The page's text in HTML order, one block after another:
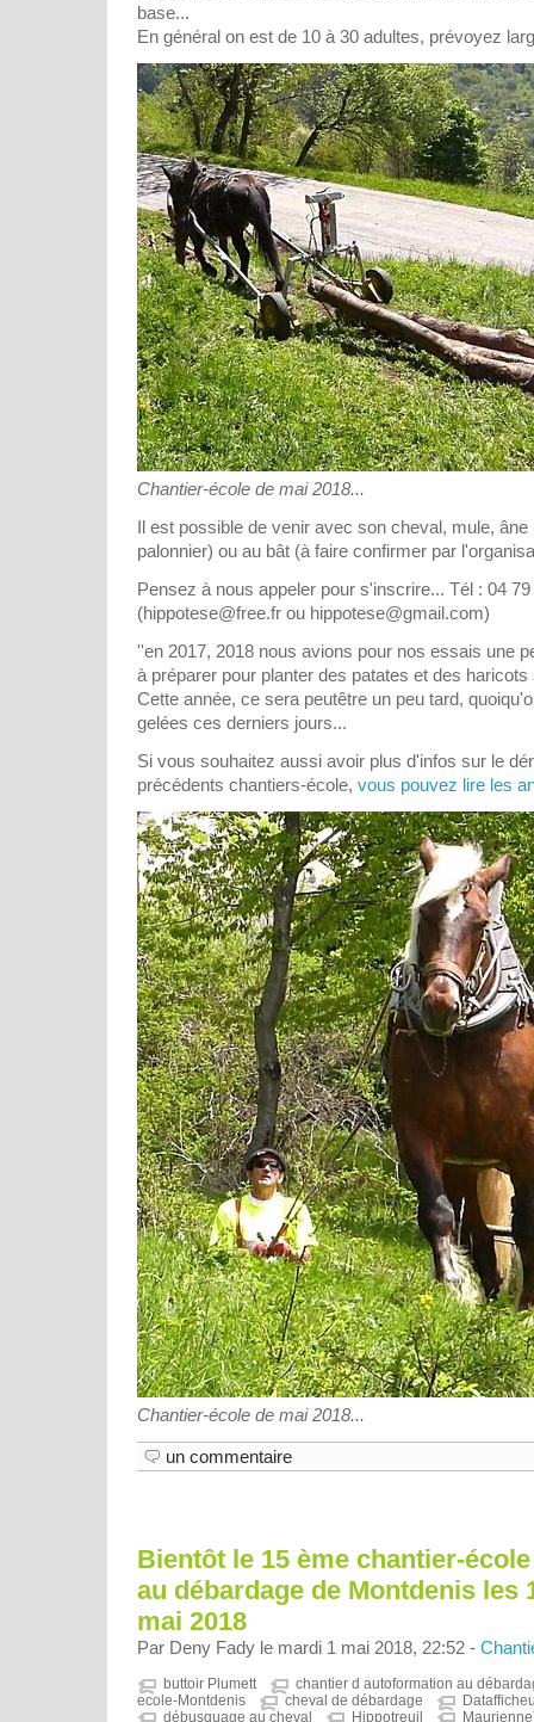
base...
En général on est de 10 à 30 adultes, prévoyez
Chantier-école de mai 2018...
Il est possible de venir avec son cheval, mule,
palonnier) ou au bât (à faire confirmer par
Pensez à nous appeler pour s'inscrire... Tél : 04
(hippotese@free.fr ou hippotese@gmail.com)
''en 2017, 2018 nous avions pour nos essais une
à préparer pour planter des patates et des haricots
Cette année, ce sera peutêtre un peu tard,
gelées ces derniers jours...
Si vous souhaitez aussi avoir plus d'infos sur le
précédents chantiers-école, vous pouvez lire les
Chantier-école de mai 2018...
un commentaire
Bientôt le 15 ème chantier-
au débardage de Montdenis les
mai 2018
Par Deny Fady le mardi 1 mai 2018, 22:52 -
buttoir Plumett
chantier d autoformation au
ecole-Montdenis
cheval de débardage
débusquage au cheval
Hippotreuil